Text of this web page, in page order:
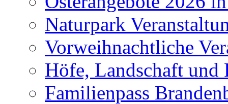
Naturpark
Vorweihnachtliche
Höfe, Landschaft und
Familienpass